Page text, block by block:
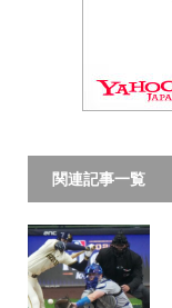
関連記事一覧